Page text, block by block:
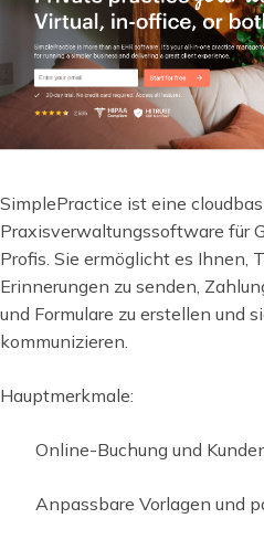
SimplePractice ist eine
Praxisverwaltungssoftware für
Profis. Sie ermöglicht es Ihnen,
Erinnerungen zu senden,
und Formulare zu erstellen und
kommunizieren.
Hauptmerkmale:
Online-Buchung und
Anpassbare Vorlagen und